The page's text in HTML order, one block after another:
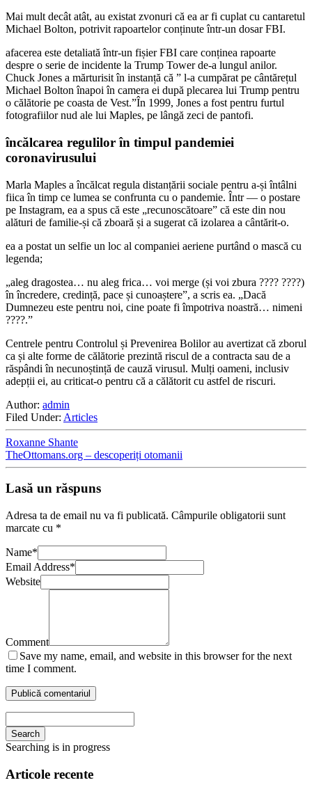
Mai mult decât atât, au existat zvonuri că ea ar fi cuplat cu cantaretul
Michael Bolton, potrivit rapoartelor conținute într-un dosar FBI.
afacerea este detaliată într-un fișier FBI care conținea rapoarte
despre o serie de incidente la Trump Tower de-a lungul anilor.
Chuck Jones a mărturisit în instanță că ” l-a cumpărat pe cântărețul
Michael Bolton înapoi în camera ei după plecarea lui Trump pentru
o călătorie pe coasta de Vest.”În 1999, Jones a fost pentru furtul
fotografiilor nud ale lui Maples, pe lângă zeci de pantofi.
încălcarea regulilor în timpul pandemiei
coronavirusului
Marla Maples a încălcat regula distanțării sociale pentru a-și întâlni
fiica în timp ce lumea se confrunta cu o pandemie. Într — o postare
pe Instagram, ea a spus că este „recunoscătoare” că este din nou
alături de familie-și că zboară și a sugerat că izolarea a cântărit-o.
ea a postat un selfie un loc al companiei aeriene purtând o mască cu
legenda;
„aleg dragostea… nu aleg frica… voi merge (și voi zbura ???? ????)
în încredere, credință, pace și cunoaștere”, a scris ea. „Dacă
Dumnezeu este pentru noi, cine poate fi împotriva noastră… nimeni
????.”
Centrele pentru Controlul și Prevenirea Bolilor au avertizat că zborul
ca și alte forme de călătorie prezintă riscul de a contracta sau de a
răspândi în necunoștință de cauză virusul. Mulți oameni, inclusiv
adepții ei, au criticat-o pentru că a călătorit cu astfel de riscuri.
Author: admin
Filed Under: Articles
Roxanne Shante
TheOttomans.org – descoperiți otomanii
Lasă un răspuns
Adresa ta de email nu va fi publicată. Câmpurile obligatorii sunt
marcate cu *
Name*
Email Address*
Website
Comment
Save my name, email, and website in this browser for the next
time I comment.
Search
Searching is in progress
Articole recente